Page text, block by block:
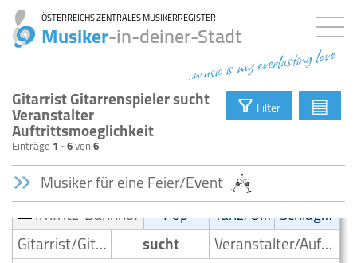
ÖSTERREICHS ZENTRALES MUSIKERREGISTER
Musiker-in-deiner-Stadt
...music is my everlasting love
Gitarrist Gitarrenspieler sucht
Veranstalter
Auftrittsmoeglichkeit
Einträge 1 - 6von6
Filter ▤
Musiker für eine Feier/Event
Irnfritz-Bahnhof
Pop Tanz/Unterhaltungsmusik
Schlager
Gitarrist/Gitarrenspieler
sucht
Veranstalter/Auftrittsmoeglichkeit